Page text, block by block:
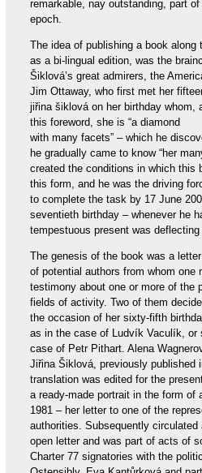
remarkable, nay outstanding, part
epoch.
The idea of publishing a book along
as a bi-lingual edition, was the
Šiklová’s great admirers, the
Jim Ottaway, who first met her
jiřina šiklová on her birthday whom,
this foreword, she is “a diamond
with many facets” – which he
he gradually came to know “her
created the conditions in which this
this form, and he was the driving
to complete the task by 17 June
seventieth birthday – whenever he
tempestuous present was deflecting
The genesis of the book was a
of potential authors from whom one
testimony about one or more of the
fields of activity. Two of them
the occasion of her sixty-fifth
as in the case of Ludvík Vaculík, or
case of Petr Pithart. Alena
Jiřina Šiklová, previously published
translation was edited for the
a ready-made portrait in the form of
1981 – her letter to one of the
authorities. Subsequently
open letter and was part of acts of
Charter 77 signatories with the